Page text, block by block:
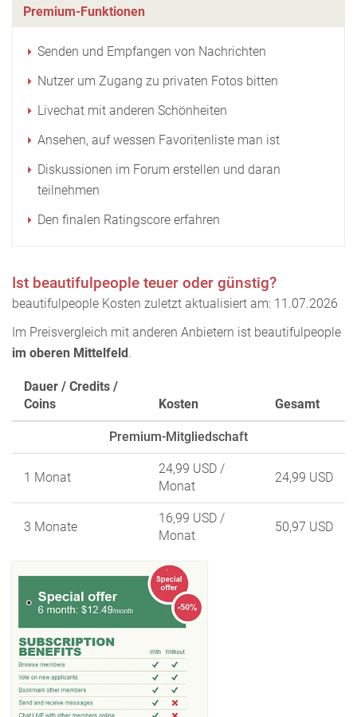
Premium-Funktionen
Senden und Empfangen von Nachrichten
Nutzer um Zugang zu privaten Fotos bitten
Livechat mit anderen Schönheiten
Ansehen, auf wessen Favoritenliste man ist
Diskussionen im Forum erstellen und daran
teilnehmen
Den finalen Ratingscore erfahren
Ist beautifulpeople teuer oder günstig?
beautifulpeople Kosten zuletzt aktualisiert am: 11.07.2026
Im Preisvergleich mit anderen Anbietern ist beautifulpeople
im oberen Mittelfeld.
Dauer / Credits /
Coins
Kosten Gesamt
Premium-Mitgliedschaft
1 Monat
24,99 USD /
Monat
24,99 USD
3 Monate
16,99 USD /
Monat
50,97 USD